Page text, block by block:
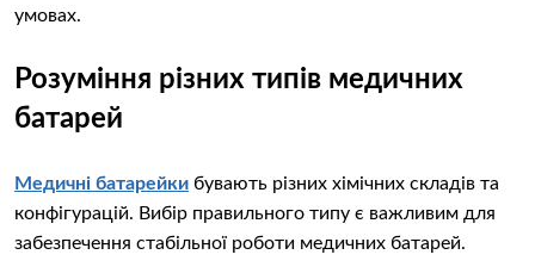
умовах.
Розуміння різних типів медичних
батарей
Медичні батарейки бувають різних хімічних складів та
конфігурацій. Вибір правильного типу є важливим для
забезпечення стабільної роботи медичних батарей.